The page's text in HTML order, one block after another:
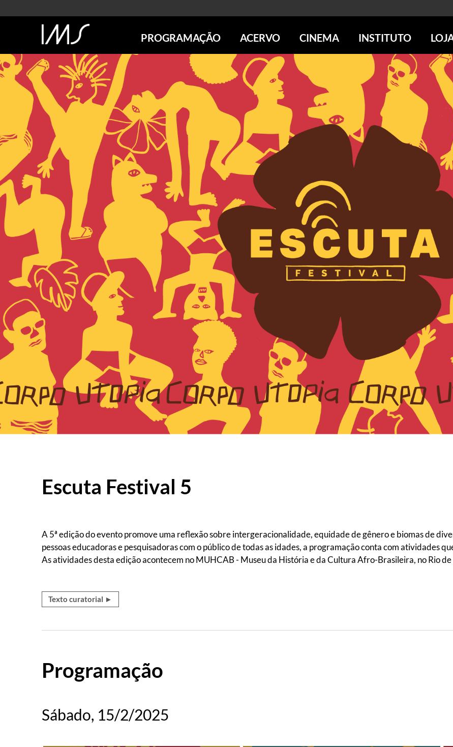
PROGRAMAÇÃO
RIO DE JANEIRO
ONLINE
EXPOSIÇÕES
EM CARTAZ
FUTURAS
ANTERIORES
TOURS VIRTUAIS
VISITAS MEDIADAS
ACERVO
PESQUISE NO ACERVO
SOBRE O ACERVO
FOTOGRAFIA
ICONOGRAFIA
MÚSICA
ARTE CONTEMPORÂNEA
BIBLIOTECA DE FOTOGRAFIA
DESTAQUES DE A a Z
PROGRAMA CONVIDA
POR DENTRO DO ACERVO
CINEMA
POÇOS DE CALDAS
SOBRE CINEMA NO IMS
BLOG DO CINEMA
REVISTAS DE PROGRAMAÇÃO
COLEÇÃO DVD IMS
INSTITUTO
CENTROS CULTURAIS
IMS PAULISTA
IMS RIO
IMS POÇOS
SOBRE O IMS
QUEM SOMOS
Escuta Festival 5
A 5ª edição do evento promove uma reflexão sobre intergeracionalidade, equidade de gênero e biomas de
pessoas educadoras e pesquisadoras com o público de todas as idades, a programação conta com atividades
As atividades desta edição acontecem no MUHCAB - Museu da História e da Cultura Afro-Brasileira, no Rio
Texto curatorial ►
Programação
Sábado, 15/2/2025